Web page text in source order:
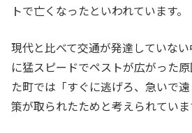
トで亡くなったといわれています。
現代と比べて交通が発達していな
に猛スピードでペストが広がった
た町では「すぐに逃げろ、急いで
策が取られたためと考えられていま